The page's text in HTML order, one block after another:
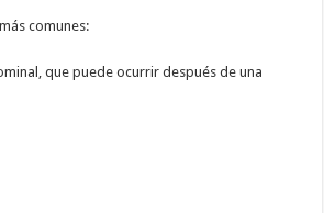
comunes:
que puede ocurrir después de una